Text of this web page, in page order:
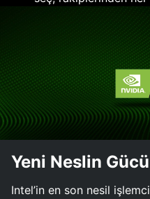
Yeni Neslin Gücü
Intel’in en son nesil